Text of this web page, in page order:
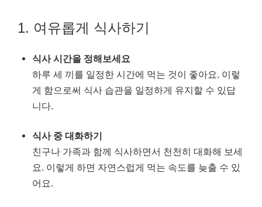
1. 여유롭게 식사하기
식사 시간을 정해보세요
하루 세 끼를 일정한 시간에 먹는 것이 좋아요. 이렇
게 함으로써 식사 습관을 일정하게 유지할 수 있답
니다.
식사 중 대화하기
친구나 가족과 함께 식사하면서 천천히 대화해 보세
요. 이렇게 하면 자연스럽게 먹는 속도를 늦출 수 있
어요.